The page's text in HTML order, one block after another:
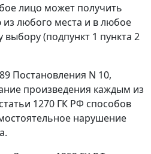
лицо может получить
любого места и в любое
(подпункт 1 пункта 2
Постановления N 10,
произведения каждым из
1270 ГК РФ способов
нарушение